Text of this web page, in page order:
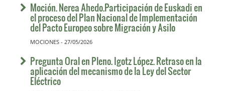
Moción. Nerea Ahedo.Participación de Euskadi en
el proceso del Plan Nacional de Implementación
del Pacto Europeo sobre Migración y Asilo
MOCIONES - 27/05/2026
Pregunta Oral en Pleno. Igotz López. Retraso en la
aplicación del mecanismo de la Ley del Sector
Eléctrico